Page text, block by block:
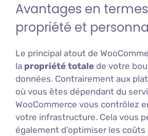
Avantages en
propriété et
Le principal atout de
la propriété totale de votre
données. Contrairement aux
où vous êtes dépendant du
WooCommerce vous contrôlez
votre infrastructure. Cela vous
également d’optimiser les coûts